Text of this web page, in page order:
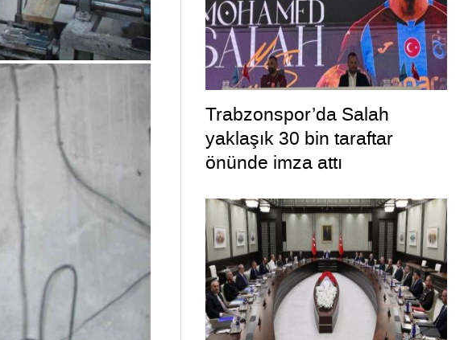
Trabzonspor’da Salah
yaklaşık 30 bin taraftar
önünde imza attı